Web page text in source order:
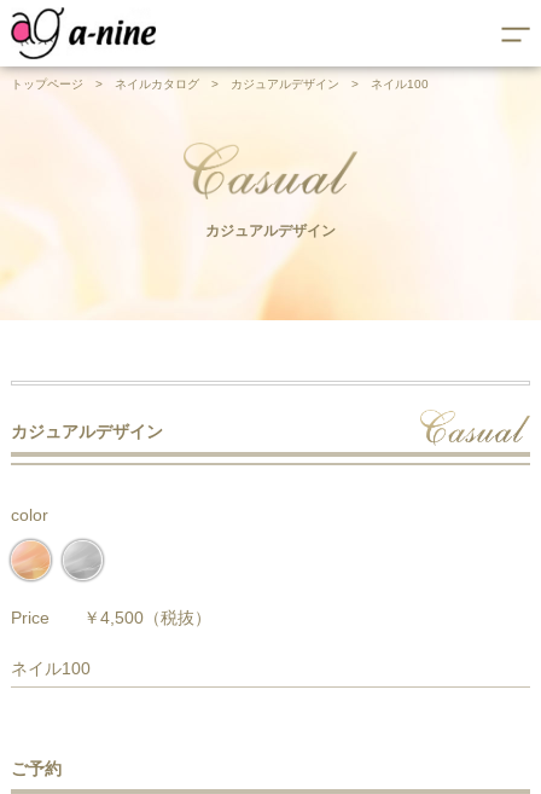
トップページ > ネイルカタログ > カジュアルデザイン > ネイル100
カジュアルデザイン
カジュアルデザイン
color
Price ￥4,500（税抜）
ネイル100
ご予約